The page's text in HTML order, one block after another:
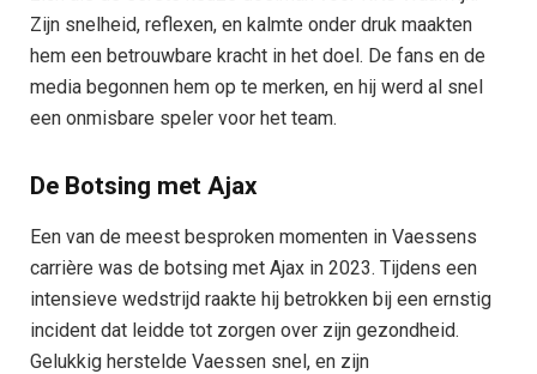
Zijn snelheid, reflexen, en kalmte onder druk maakten
hem een betrouwbare kracht in het doel. De fans en de
media begonnen hem op te merken, en hij werd al snel
een onmisbare speler voor het team.
De Botsing met Ajax
Een van de meest besproken momenten in Vaessens
carrière was de botsing met Ajax in 2023. Tijdens een
intensieve wedstrijd raakte hij betrokken bij een ernstig
incident dat leidde tot zorgen over zijn gezondheid.
Gelukkig herstelde Vaessen snel, en zijn